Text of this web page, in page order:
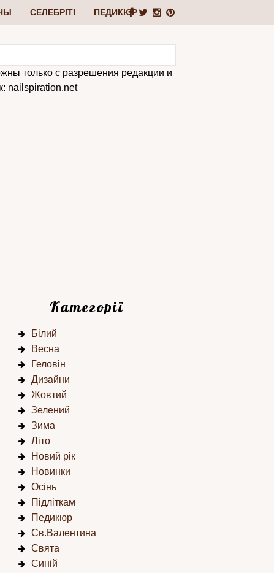
СЕЛЕБРІТІ ПЕДИКЮР
только с разрешения редакции и
nailspiration.net
Категорії
Білий
Весна
Геловін
Дизайни
Жовтий
Зелений
Зима
Літо
Новий рік
Новинки
Осінь
Підліткам
Педикюр
Св.Валентина
Свята
Синій